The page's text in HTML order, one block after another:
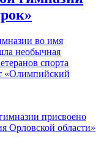
во имя
необычная
спорта
«Олимпийский